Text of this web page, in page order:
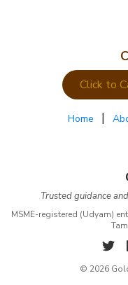
Home |
Trusted guidance
MSME-registered (Udyam)
© 2026